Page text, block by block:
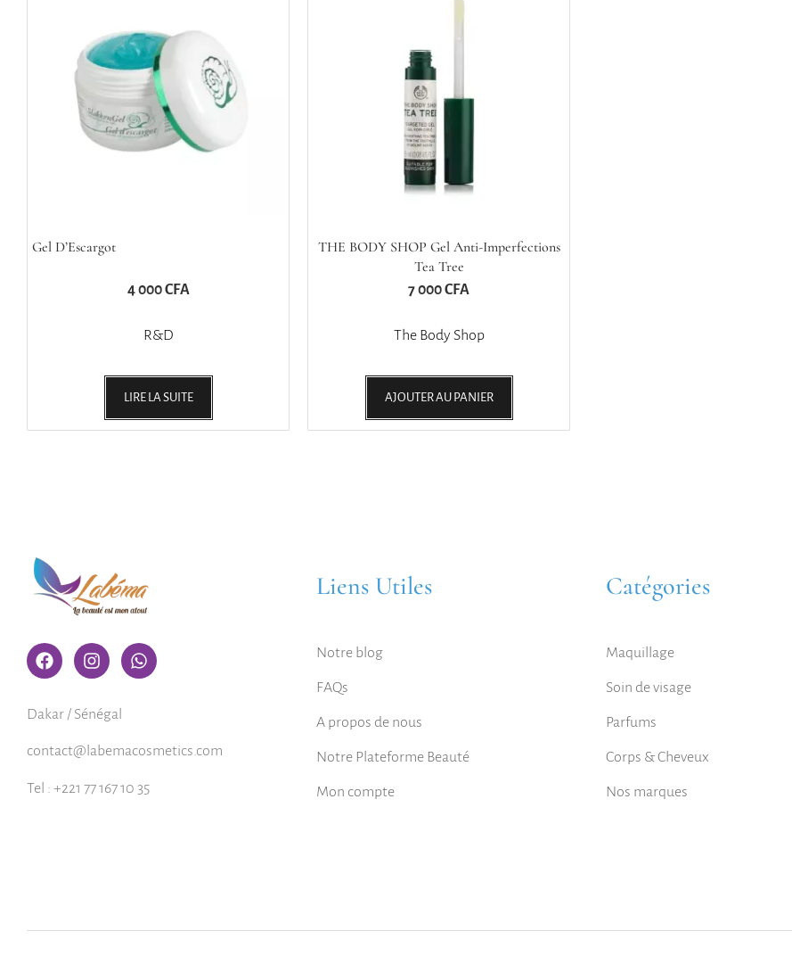
Gel D’Escargot
4 000CFA
R&D
LIRE LA SUITE
THE BODY SHOP Gel Anti-Imperfections
Tea Tree
7 000CFA
The Body Shop
AJOUTER AU PANIER
Dakar / Sénégal
contact@labemacosmetics.com
Tel : +221 77 167 10 35
Liens Utiles
Notre blog
FAQs
A propos de nous
Notre Plateforme Beauté
Mon compte
Catégories
Maquillage
Soin de visage
Parfums
Corps & Cheveux
Nos marques